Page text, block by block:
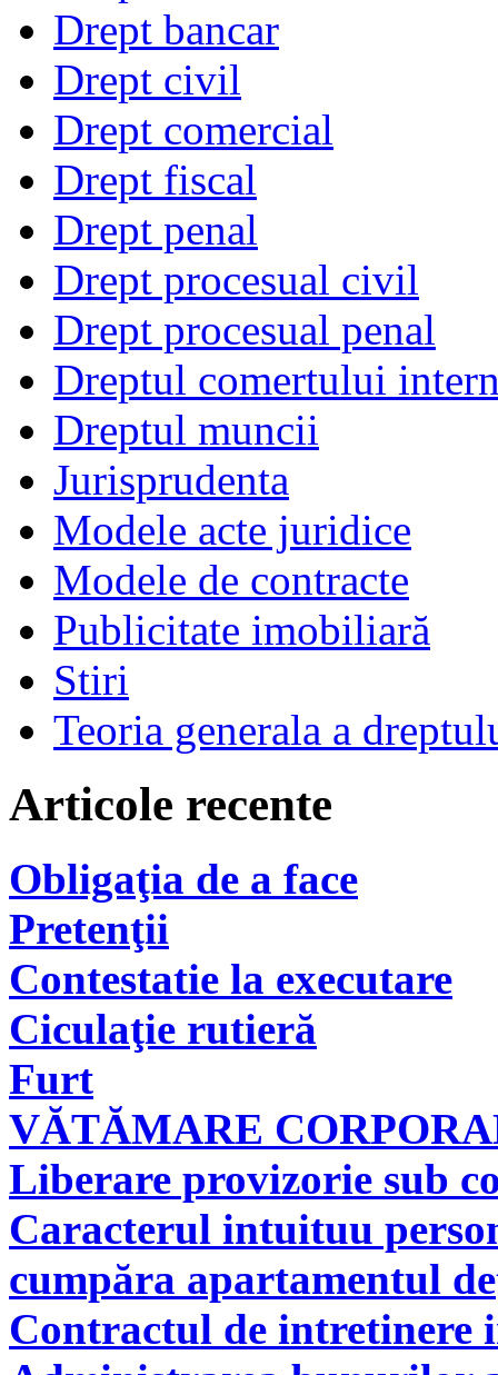
Drept bancar
Drept civil
Drept comercial
Drept fiscal
Drept penal
Drept procesual civil
Drept procesual penal
Dreptul comertului
Dreptul muncii
Jurisprudenta
Modele acte juridice
Modele de contracte
Publicitate imobiliară
Stiri
Teoria generala a
Articole recente
Obligaţia de a face
Pretenţii
Contestatie la executare
Ciculaţie rutieră
Furt
VĂTĂMARE
Liberare provizorie sub
Caracterul intuituu
cumpăra apartamentul
Contractul de intretinere